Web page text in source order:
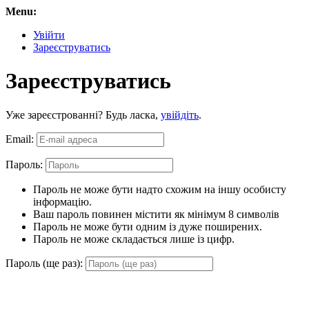
Menu:
Увійти
Зареєструватись
Зареєструватись
Уже зареєстрованні? Будь ласка, увійдіть.
Email:
Пароль:
Пароль не може бути надто схожим на іншу особисту
інформацію.
Ваш пароль повинен містити як мінімум 8 символів
Пароль не може бути одним із дуже поширених.
Пароль не може складається лише із цифр.
Пароль (ще раз):